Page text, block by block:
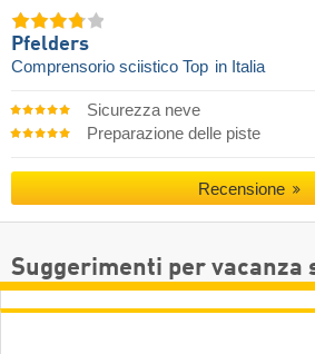
Pfelders
Comprensorio sciistico Top in Italia
Sicurezza neve
Preparazione delle piste
Recensione
Suggerimenti per vacanza